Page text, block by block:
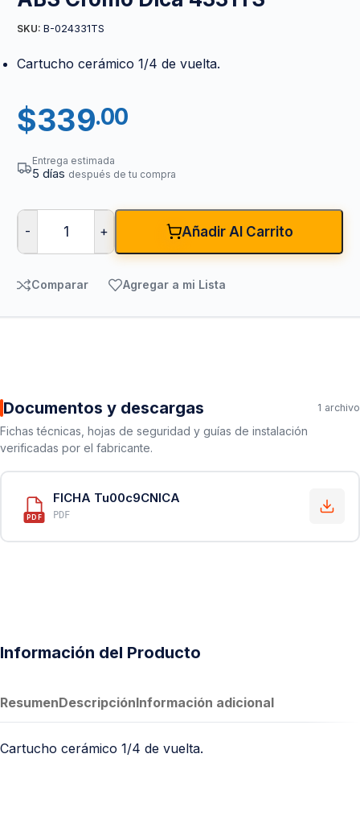
SKU: B-024331TS
Cartucho cerámico 1/4 de vuelta.
$339.00
Entrega estimada
5 días después de tu compra
- + Añadir Al Carrito
Comparar Agregar a mi Lista
Documentos y descargas 1 archivo
Fichas técnicas, hojas de seguridad y guías de instalación
verificadas por el fabricante.
PDF
FICHA Tu00c9CNICA
PDF
Información del Producto
ResumenDescripciónInformación adicional
Cartucho cerámico 1/4 de vuelta.